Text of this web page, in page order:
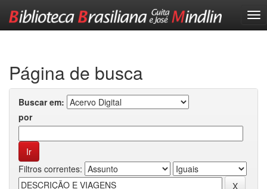
Página de busca
Buscar em:
por
Filtros correntes: